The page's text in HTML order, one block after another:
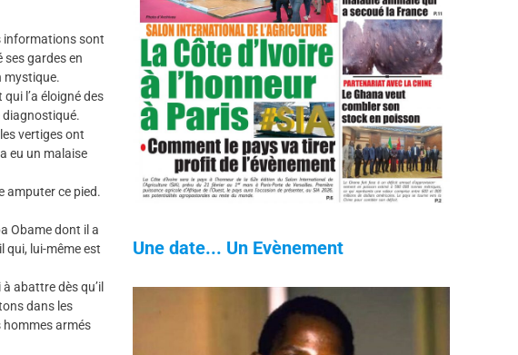
informations sont
ses gardes en
mystique.
l’a éloigné des
diagnostiqué.
vertiges ont
eu un malaise
amputer ce pied.
Obame dont il a
qui, lui-même est
abattre dès qu’il
dans les
hommes armés
Une date... Un Evènement